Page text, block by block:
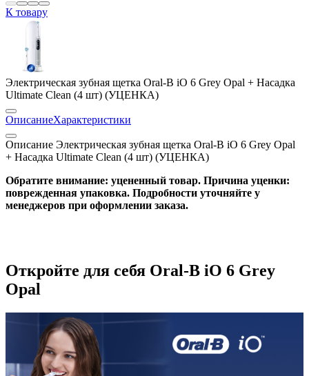
К товару
Электрическая зубная щетка Oral-B iO 6 Grey Opal + Насадка
Ultimate Clean (4 шт) (УЦЕНКА)
ОписаниеХарактеристики
Описание Электрическая зубная щетка Oral-B iO 6 Grey Opal
+ Насадка Ultimate Clean (4 шт) (УЦЕНКА)
Обратите внимание: уцененный товар. Причина уценки:
поврежденная упаковка. Подробности уточняйте у
менеджеров при оформлении заказа.
Откройте для себя Oral-B iO 6 Grey
Opal